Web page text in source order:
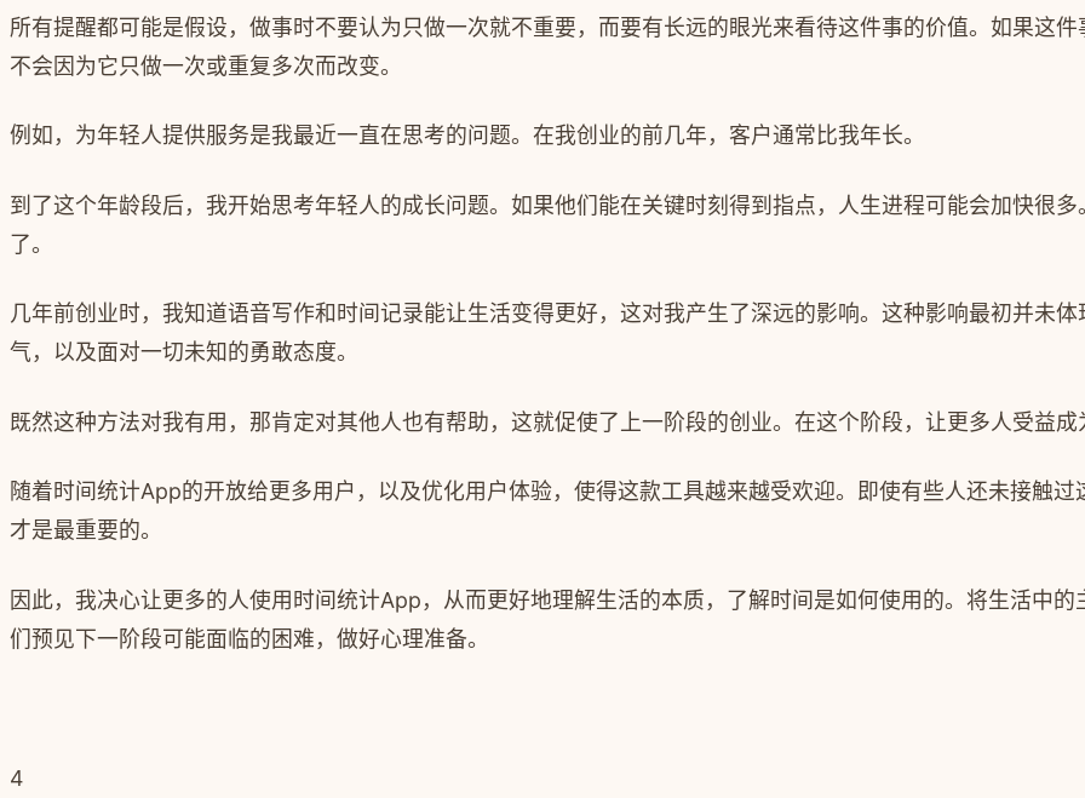
所有提醒都可能是假设，做事时不要认为只做一次就不重要，而要有长远的眼光来看待这件事的价值。如果这
不会因为它只做一次或重复多次而改变。
例如，为年轻人提供服务是我最近一直在思考的问题。在我创业的前几年，客户通常比我年长。
到了这个年龄段后，我开始思考年轻人的成长问题。如果他们能在关键时刻得到指点，人生进程可能会加快很
了。
几年前创业时，我知道语音写作和时间记录能让生活变得更好，这对我产生了深远的影响。这种影响最初并未
气，以及面对一切未知的勇敢态度。
既然这种方法对我有用，那肯定对其他人也有帮助，这就促使了上一阶段的创业。在这个阶段，让更多人受益成
随着时间统计App的开放给更多用户，以及优化用户体验，使得这款工具越来越受欢迎。即使有些人还未接触
才是最重要的。
因此，我决心让更多的人使用时间统计App，从而更好地理解生活的本质，了解时间是如何使用的。将生活中
们预见下一阶段可能面临的困难，做好心理准备。
4